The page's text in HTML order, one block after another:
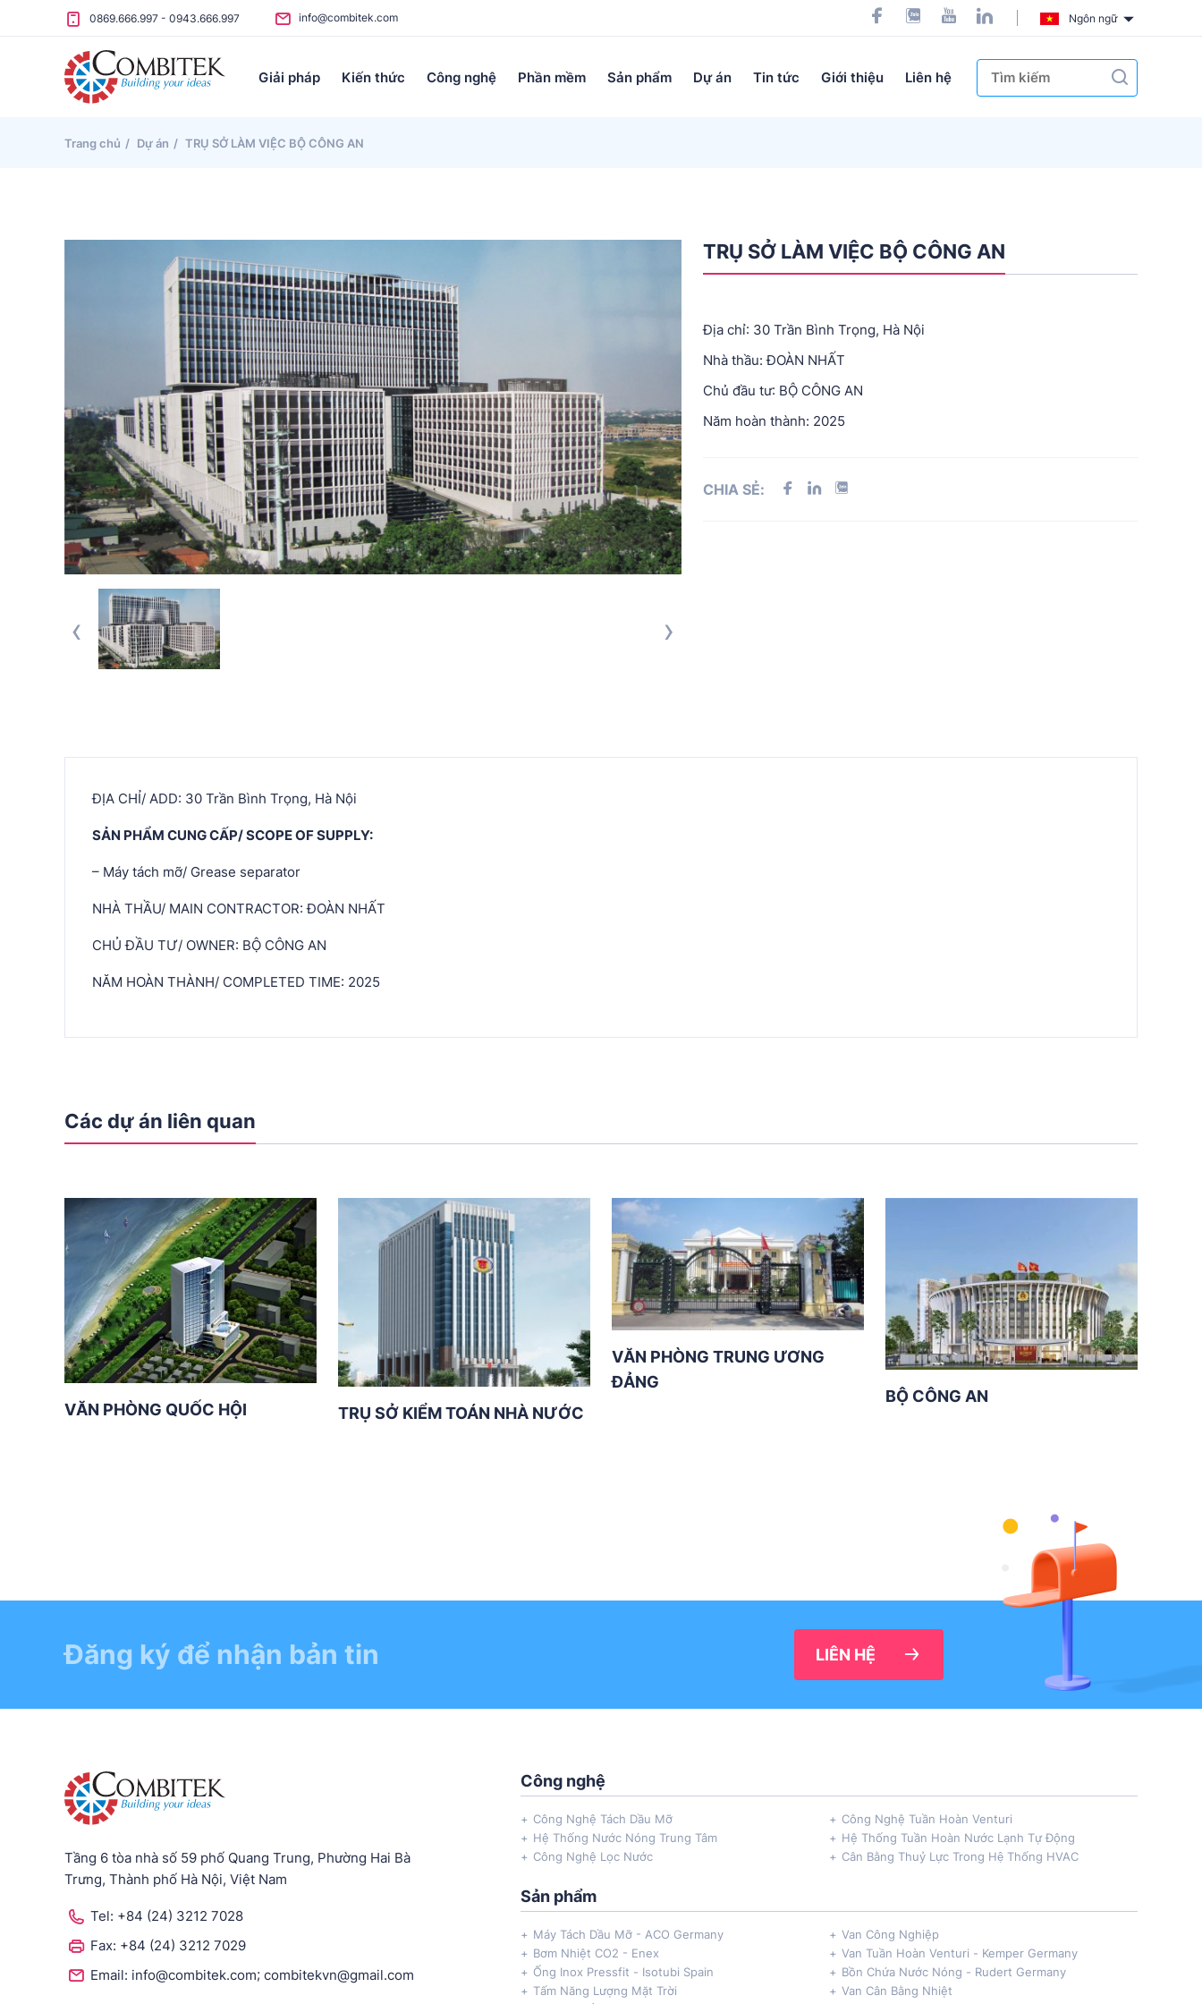
Skip to content
0869.666.997 - 0943.666.997 info@combitek.com Ngôn ngữ
Giải pháp Kiến thức Công nghệ Phần mềm Sản phẩm Dự án Tin tức Giới thiệu Liên hệ
Trang chủ Dự án TRỤ SỞ LÀM VIỆC BỘ CÔNG AN
‹ ›
TRỤ SỞ LÀM VIỆC BỘ CÔNG AN
Địa chỉ: 30 Trần Bình Trọng, Hà Nội
Nhà thầu: ĐOÀN NHẤT
Chủ đầu tư: BỘ CÔNG AN
Năm hoàn thành: 2025
CHIA SẺ:
ĐỊA CHỈ/ ADD: 30 Trần Bình Trọng, Hà Nội
SẢN PHẨM CUNG CẤP/ SCOPE OF SUPPLY:
– Máy tách mỡ/ Grease separator
NHÀ THẦU/ MAIN CONTRACTOR: ĐOÀN NHẤT
CHỦ ĐẦU TƯ/ OWNER: BỘ CÔNG AN
NĂM HOÀN THÀNH/ COMPLETED TIME: 2025
Các dự án liên quan
VĂN PHÒNG QUỐC HỘI TRỤ SỞ KIỂM TOÁN NHÀ NƯỚC
VĂN PHÒNG TRUNG ƯƠNG
ĐẢNG
BỘ CÔNG AN
Đăng ký để nhận bản tin LIÊN HỆ
Công nghệ
Công Nghệ Tách Dầu Mỡ
Công Nghệ Tuần Hoàn Venturi
Hệ Thống Nước Nóng Trung Tâm
Hệ Thống Tuần Hoàn Nước Lạnh Tự Động
Công Nghệ Lọc Nước
Cân Bằng Thuỷ Lực Trong Hệ Thống HVAC
Sản phẩm
Máy Tách Dầu Mỡ - ACO Germany
Van Công Nghiệp
Bơm Nhiệt CO2 - Enex
Van Tuần Hoàn Venturi - Kemper Germany
Ống Inox Pressfit - Isotubi Spain
Bồn Chứa Nước Nóng - Rudert Germany
Tấm Năng Lượng Mặt Trời
Van Cân Bằng Nhiệt
Tầng 6 tòa nhà số 59 phố Quang Trung, Phường Hai Bà
Trưng, Thành phố Hà Nội, Việt Nam
Tel: +84 (24) 3212 7028
Fax: +84 (24) 3212 7029
Email: info@combitek.com; combitekvn@gmail.com